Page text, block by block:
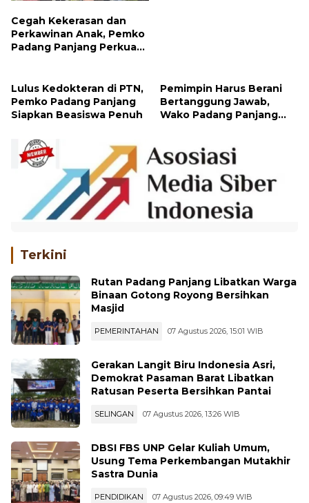
Cegah Kekerasan dan
Perkawinan Anak, Pemko
Padang Panjang Perkuat
Lulus Kedokteran di PTN,
Pemko Padang Panjang
Siapkan Beasiswa Penuh
Pemimpin Harus Berani
Bertanggung Jawab,
Wako Padang Panjang
Terkini
Rutan Padang Panjang Libatkan Warga
Binaan Gotong Royong Bersihkan
Masjid
PEMERINTAHAN 07 Agustus 2026, 15:01 WIB
Gerakan Langit Biru Indonesia Asri,
Demokrat Pasaman Barat Libatkan
Ratusan Peserta Bersihkan Pantai
SELINGAN 07 Agustus 2026, 13:26 WIB
DBSI FBS UNP Gelar Kuliah Umum,
Usung Tema Perkembangan Mutakhir
Sastra Dunia
PENDIDIKAN 07 Agustus 2026, 09:49 WIB